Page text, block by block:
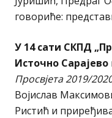
говориће:
У 14 сати СКПД
Источно Сарајево
Просвјета 2019/
Војислав
Ристић и